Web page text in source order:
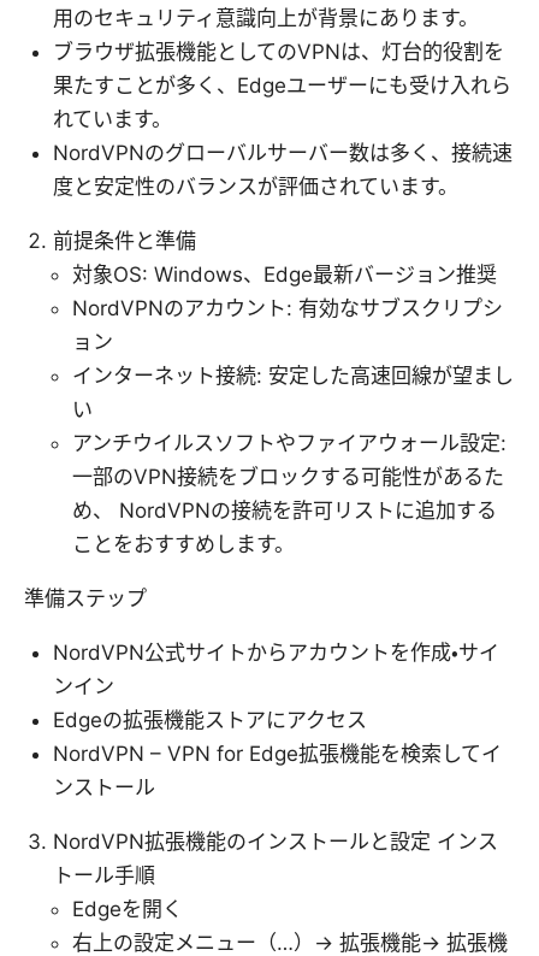
用のセキュリティ意識向上が背景にあります。
ブラウザ拡張機能としてのVPNは、灯台的役割を
果たすことが多く、Edgeユーザーにも受け入れら
れています。
NordVPNのグローバルサーバー数は多く、接続速
度と安定性のバランスが評価されています。
前提条件と準備
対象OS: Windows、Edge最新バージョン推奨
NordVPNのアカウント: 有効なサブスクリプシ
ョン
インターネット接続: 安定した高速回線が望まし
い
アンチウイルスソフトやファイアウォール設定:
一部のVPN接続をブロックする可能性があるた
め、 NordVPNの接続を許可リストに追加する
ことをおすすめします。
準備ステップ
NordVPN公式サイトからアカウントを作成・サイ
ンイン
Edgeの拡張機能ストアにアクセス
NordVPN – VPN for Edge拡張機能を検索してイ
ンストール
NordVPN拡張機能のインストールと設定 インス
トール手順
Edgeを開く
右上の設定メニュー（…）→ 拡張機能→ 拡張機